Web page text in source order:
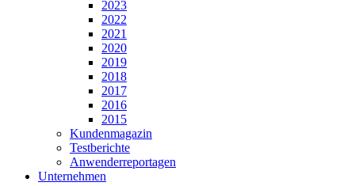
2023
2022
2021
2020
2019
2018
2017
2016
2015
Kundenmagazin
Testberichte
Anwenderreportagen
Unternehmen